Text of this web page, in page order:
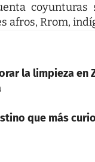
coyunturas
afros, Rrom,
la limpieza
que más